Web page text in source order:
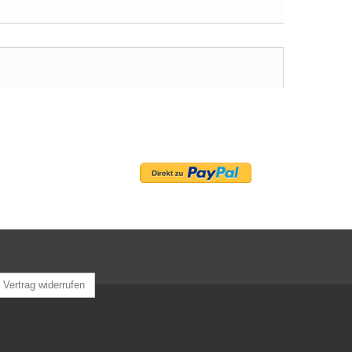
Vertrag widerrufen